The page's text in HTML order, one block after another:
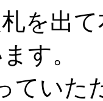
を出
す。
ていた